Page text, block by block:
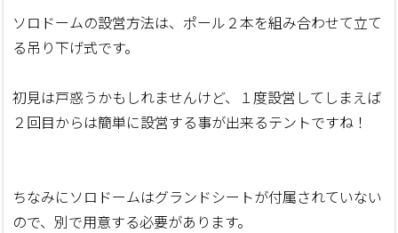
ソロドームの設営方法は、ポール２本を組み合わせて立て
る吊り下げ式です。
初見は戸惑うかもしれませんけど、１度設営してしまえば
２回目からは簡単に設営する事が出来るテントですね！
ちなみにソロドームはグランドシートが付属されていない
ので、別で用意する必要があります。